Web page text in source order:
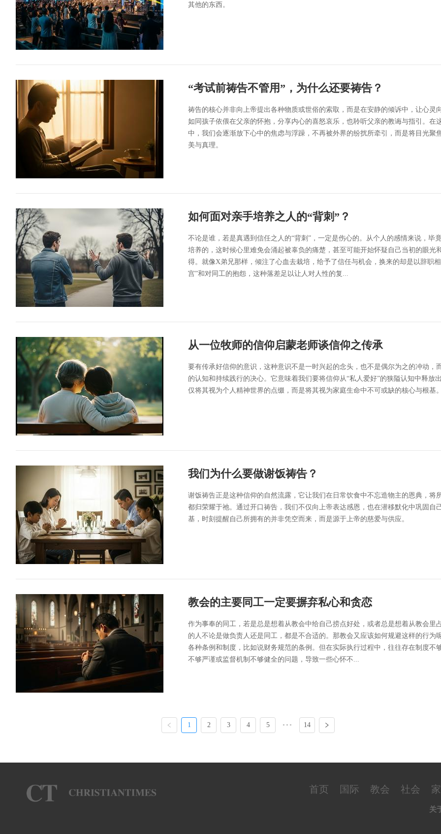
其他的东西。
“考试前祷告不管用”，为什么还要祷告？
祷告的核心并非向上帝提出各种物质或世俗的索取，而是在安静的倾诉中，让心灵
如同孩子依偎在父亲的怀抱，分享内心的喜怒哀乐，也聆听父亲的教诲与指引。在
中，我们会逐渐放下心中的焦虑与浮躁，不再被外界的纷扰所牵引，而是将目光聚
美与真理。
如何面对亲手培养之人的“背刺”？
不论是谁，若是真遇到信任之人的“背刺”，一定是伤心的。从个人的感情来说，毕
培养的，这时候心里难免会涌起被辜负的痛楚，甚至可能开始怀疑自己当初的眼光
得。就像X弟兄那样，倾注了心血去栽培，给予了信任与机会，换来的却是以辞职
宫”和对同工的抱怨，这种落差足以让人对人性的复...
从一位牧师的信仰启蒙老师谈信仰之传承
要有传承好信仰的意识，这种意识不是一时兴起的念头，也不是偶尔为之的冲动，
的认知和持续践行的决心。它意味着我们要将信仰从“私人爱好”的狭隘认知中释放
仅将其视为个人精神世界的点缀，而是将其视为家庭生命中不可或缺的核心与根基。
我们为什么要做谢饭祷告？
谢饭祷告正是这种信仰的自然流露，它让我们在日常饮食中不忘造物主的恩典，将
都归荣耀于祂。通过开口祷告，我们不仅向上帝表达感恩，也在潜移默化中巩固自
基，时刻提醒自己所拥有的并非凭空而来，而是源于上帝的慈爱与供应。
教会的主要同工一定要摒弃私心和贪恋
作为事奉的同工，若是总是想着从教会中给自己捞点好处，或者总是想着从教会里
的人不论是做负责人还是同工，都是不合适的。那教会又应该如何规避这样的行为
各种条例和制度，比如说财务规范的条例。但在实际执行过程中，往往存在制度不
不够严谨或监督机制不够健全的问题，导致一些心怀不...
1 2 3 4 5 ••• 14
首页 国际 教会 社会
关